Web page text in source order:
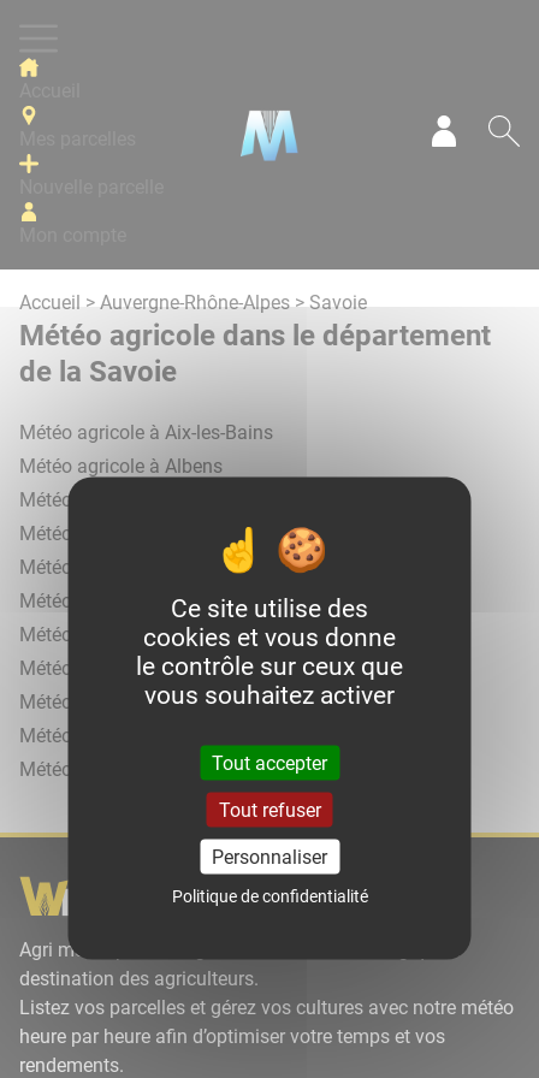
Accueil > Auvergne-Rhône-Alpes> Savoie
Météo agricole dans le département
de la Savoie
Météo agricole à Aix-les-Bains
Météo agricole à Albens
Météo agricole à Beaufort
Météo agricole à Bourg-Saint-Maurice
Météo agricole à Chambéry
Météo agricole à Esserts-Blay
Météo agricole à Frontenex
Météo agricole à Hauteluce
Météo agricole à La Croix-de-la-Rochette
Météo agricole à Saint-Julien-Mont-Denis
Météo agricole à Termignon
Agri météo par Wikiagri est un site météorologique à
destination des agriculteurs.
Listez vos parcelles et gérez vos cultures avec notre météo
heure par heure afin d’optimiser votre temps et vos
rendements.
Ce site utilise des
cookies et vous donne
le contrôle sur ceux que
vous souhaitez activer
Tout accepter
Tout refuser
Personnaliser
Politique de confidentialité